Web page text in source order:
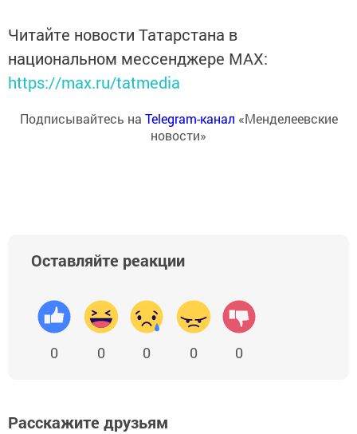
Читайте новости Татарстана в
национальном мессенджере MАХ:
https://max.ru/tatmedia
Подписывайтесь на Telegram-канал «Менделеевские
новости»
Оставляйте реакции
0 0 0 0 0
Расскажите друзьям